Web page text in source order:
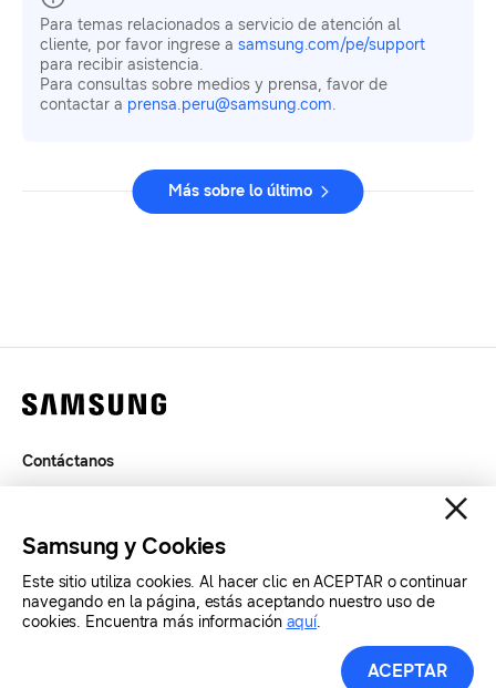
Para temas relacionados a servicio de atención al
cliente, por favor ingrese a samsung.com/pe/support
para recibir asistencia.
Para consultas sobre medios y prensa, favor de
contactar a prensa.peru@samsung.com.
Más sobre lo último
Contáctanos
SAMSUNG.COM
Copyright© SAMSUNG Todos los derechos reservados.
Samsung y Cookies
Este sitio utiliza cookies. Al hacer clic en ACEPTAR o continuar
navegando en la página, estás aceptando nuestro uso de
cookies. Encuentra más información aquí.
ACEPTAR